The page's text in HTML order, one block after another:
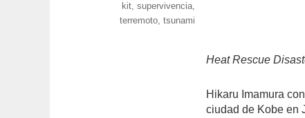
Heat Rescue
Hikaru Imamura
ciudad de Kobe en
kit,supervivencia,
terremoto,tsunami